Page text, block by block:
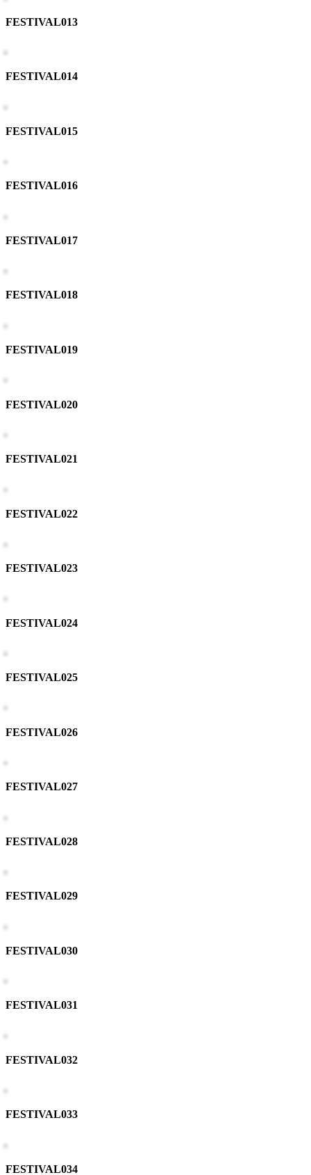
FESTIVAL013
FESTIVAL014
FESTIVAL015
FESTIVAL016
FESTIVAL017
FESTIVAL018
FESTIVAL019
FESTIVAL020
FESTIVAL021
FESTIVAL022
FESTIVAL023
FESTIVAL024
FESTIVAL025
FESTIVAL026
FESTIVAL027
FESTIVAL028
FESTIVAL029
FESTIVAL030
FESTIVAL031
FESTIVAL032
FESTIVAL033
FESTIVAL034